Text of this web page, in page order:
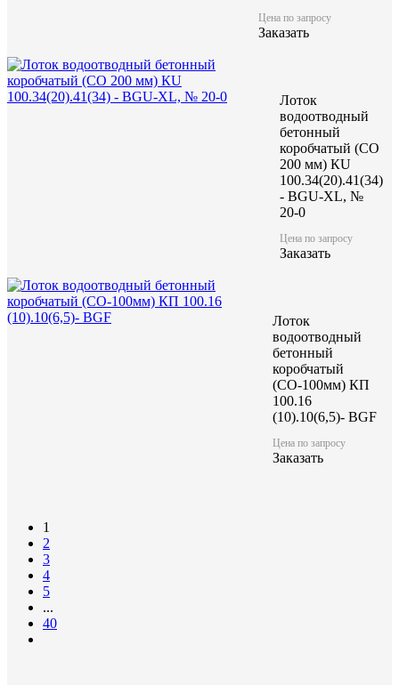
Цена по запросу
Заказать
Лоток
водоотводный
бетонный
коробчатый (CO
200 мм) КU
100.34(20).41(34)
- BGU-XL, №
20-0
Цена по запросу
Заказать
Лоток
водоотводный
бетонный
коробчатый
(СО-100мм) КП
100.16
(10).10(6,5)- BGF
Цена по запросу
Заказать
1
2
3
4
5
...
40